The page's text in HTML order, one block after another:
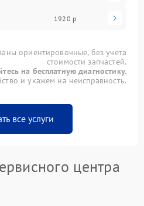
1920 р
ориентировочные, без учета
стоимости запчастей.
на бесплатную диагностику.
и укажем на неисправность.
все услуги
центра